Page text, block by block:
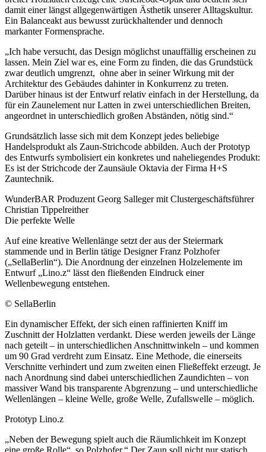
damit einer längst allgegenwärtigen Ästhetik unserer Alltagskultur.
Ein Balanceakt aus bewusst zurückhaltender und dennoch
markanter Formensprache.
„Ich habe versucht, das Design möglichst unauffällig erscheinen zu
lassen. Mein Ziel war es, eine Form zu finden, die das Grundstück
zwar deutlich umgrenzt, ohne aber in seiner Wirkung mit der
Architektur des Gebäudes dahinter in Konkurrenz zu treten.
Darüber hinaus ist der Entwurf relativ einfach in der Herstellung, da
für ein Zaunelement nur Latten in zwei unterschiedlichen Breiten,
angeordnet in unterschiedlich großen Abständen, nötig sind.“
Grundsätzlich lasse sich mit dem Konzept jedes beliebige
Handelsprodukt als Zaun-Strichcode abbilden. Auch der Prototyp
des Entwurfs symbolisiert ein konkretes und naheliegendes Produkt:
Es ist der Strichcode der Zaunsäule Oktavia der Firma H+S
Zauntechnik.
WunderBAR Produzent Georg Salleger mit Clustergeschäftsführer
Christian Tippelreither
Die perfekte Welle
Auf eine kreative Wellenlänge setzt der aus der Steiermark
stammende und in Berlin tätige Designer Franz Polzhofer
(„SellaBerlin“). Die Anordnung der einzelnen Holzelemente im
Entwurf „Lino.z“ lässt den fließenden Eindruck einer
Wellenbewegung entstehen.
© SellaBerlin
Ein dynamischer Effekt, der sich einen raffinierten Kniff im
Zuschnitt der Holzlatten verdankt. Diese werden jeweils der Länge
nach geteilt – in unterschiedlichen Anschnittwinkeln – und kommen
um 90 Grad verdreht zum Einsatz. Eine Methode, die einerseits
Verschnitte verhindert und zum zweiten einen Fließeffekt erzeugt. Je
nach Anordnung sind dabei unterschiedlichen Zaundichten – von
massiver Wand bis transparente Abgrenzung – und unterschiedliche
Wellenlängen – kleine Welle, große Welle, Zufallswelle – möglich.
Prototyp Lino.z
„Neben der Bewegung spielt auch die Räumlichkeit im Konzept
eine große Rolle“, so Polzhofer.“ Der Zaun soll nicht nur statisch